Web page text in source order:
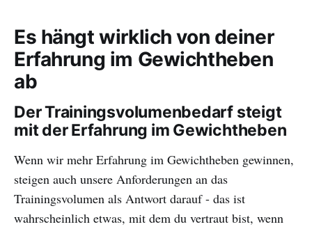
Es hängt wirklich von deiner
Erfahrung im Gewichtheben
ab
Der Trainingsvolumenbedarf steigt
mit der Erfahrung im Gewichtheben
Wenn wir mehr Erfahrung im Gewichtheben gewinnen,
steigen auch unsere Anforderungen an das
Trainingsvolumen als Antwort darauf - das ist
wahrscheinlich etwas, mit dem du vertraut bist, wenn